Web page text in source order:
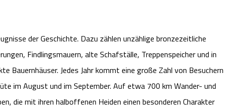
der Geschichte. Dazu zählen unzählige bronzezeitliche
Findlingsmauern, alte Schafställe, Treppenspeicher und in
Bauernhäuser. Jedes Jahr kommt eine große Zahl von Besuchern
im August und im September. Auf etwa 700 km Wander- und
die mit ihren halboffenen Heiden einen besonderen Charakter